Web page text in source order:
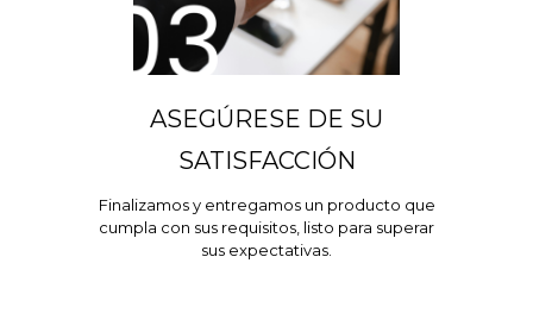
ASEGÚRESE DE SU
SATISFACCIÓN
Finalizamos y entregamos un producto que
cumpla con sus requisitos, listo para superar
sus expectativas.